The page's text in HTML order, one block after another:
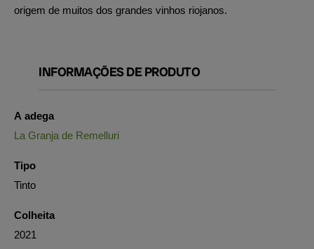
origem de muitos dos grandes vinhos riojanos.
INFORMAÇÕES DE PRODUTO
A adega
La Granja de Remelluri
Tipo
Tinto
Colheita
2021